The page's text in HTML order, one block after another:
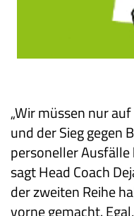
„Wir müssen nur
und der Sieg gegen
personeller Ausfälle
sagt Head Coach
der zweiten Reihe
vorne gemacht.